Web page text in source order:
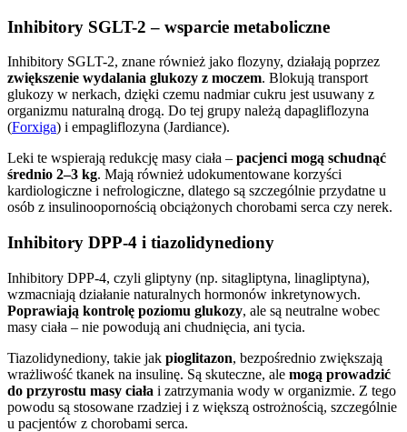
Inhibitory SGLT-2 – wsparcie metaboliczne
Inhibitory SGLT-2, znane również jako flozyny, działają poprzez
zwiększenie wydalania glukozy z moczem. Blokują transport
glukozy w nerkach, dzięki czemu nadmiar cukru jest usuwany z
organizmu naturalną drogą. Do tej grupy należą dapagliflozyna
(Forxiga) i empagliflozyna (Jardiance).
Leki te wspierają redukcję masy ciała – pacjenci mogą schudnąć
średnio 2–3 kg. Mają również udokumentowane korzyści
kardiologiczne i nefrologiczne, dlatego są szczególnie przydatne u
osób z insulinoopornością obciążonych chorobami serca czy nerek.
Inhibitory DPP-4 i tiazolidynediony
Inhibitory DPP-4, czyli gliptyny (np. sitagliptyna, linagliptyna),
wzmacniają działanie naturalnych hormonów inkretynowych.
Poprawiają kontrolę poziomu glukozy, ale są neutralne wobec
masy ciała – nie powodują ani chudnięcia, ani tycia.
Tiazolidynediony, takie jak pioglitazon, bezpośrednio zwiększają
wrażliwość tkanek na insulinę. Są skuteczne, ale mogą prowadzić
do przyrostu masy ciała i zatrzymania wody w organizmie. Z tego
powodu są stosowane rzadziej i z większą ostrożnością, szczególnie
u pacjentów z chorobami serca.